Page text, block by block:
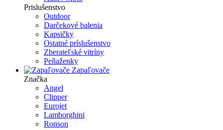
Prislušenstvo
Outdoor
Darčekové balenia
Kapsičky
Ostatné príslušenstvo
Zberateľské vitríny
Peňaženky
Zapaľovače
Značka
Angel
Clipper
Eurojet
Lamborghini
Ronson